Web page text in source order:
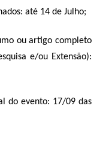
até 14 de Julho;
ou artigo completo
e/ou Extensão):
do evento: 17/09 das